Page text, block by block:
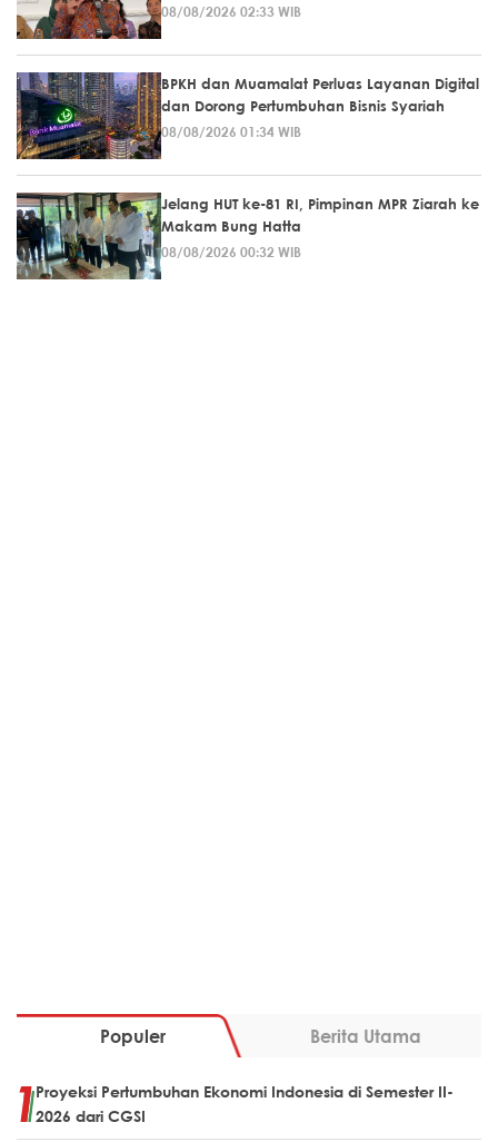
08/08/2026 02:33 WIB
BPKH dan Muamalat Perluas Layanan Digital
dan Dorong Pertumbuhan Bisnis Syariah
08/08/2026 01:34 WIB
Jelang HUT ke-81 RI, Pimpinan MPR Ziarah ke
Makam Bung Hatta
08/08/2026 00:32 WIB
Populer Berita Utama
Proyeksi Pertumbuhan Ekonomi Indonesia di Semester II-
2026 dari CGSI